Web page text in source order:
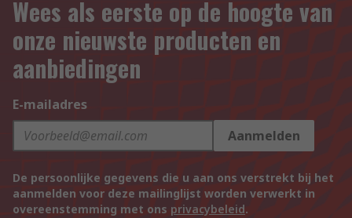
Wees als eerste op de hoogte van
onze nieuwste producten en
aanbiedingen
E-mailadres
Aanmelden
De persoonlijke gegevens die u aan ons verstrekt bij het
aanmelden voor deze mailinglijst worden verwerkt in
overeenstemming met ons privacybeleid.